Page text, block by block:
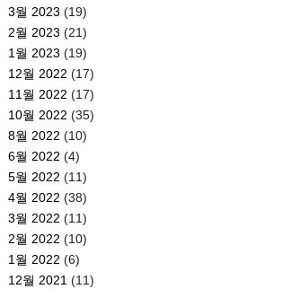
3월 2023 (19)
2월 2023 (21)
1월 2023 (19)
12월 2022 (17)
11월 2022 (17)
10월 2022 (35)
8월 2022 (10)
6월 2022 (4)
5월 2022 (11)
4월 2022 (38)
3월 2022 (11)
2월 2022 (10)
1월 2022 (6)
12월 2021(11)